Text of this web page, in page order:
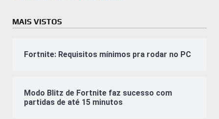
MAIS VISTOS
Fortnite: Requisitos mínimos pra rodar no PC
Modo Blitz de Fortnite faz sucesso com
partidas de até 15 minutos